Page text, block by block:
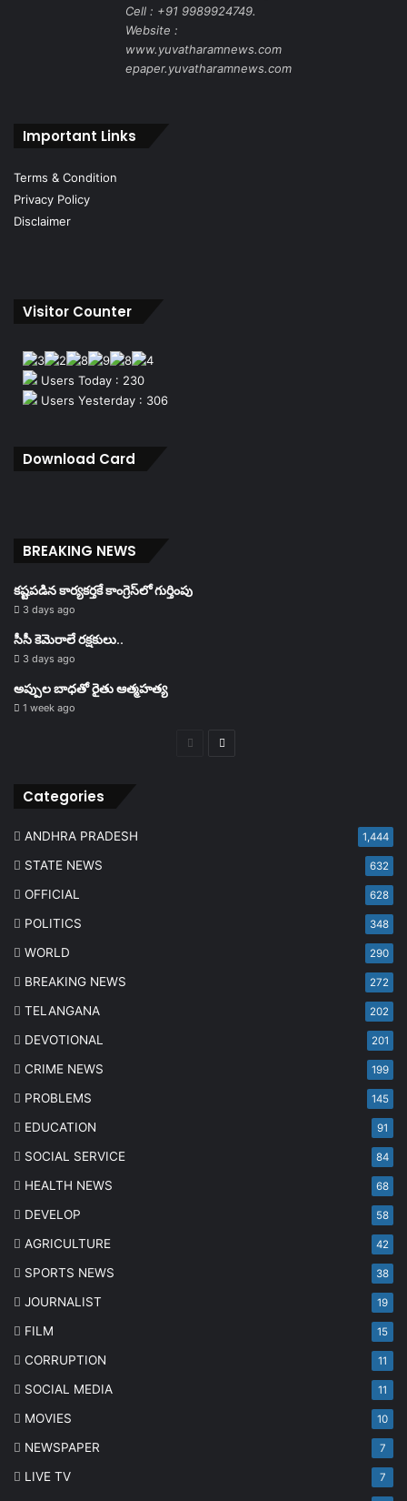
Cell : +91 9989924749.
Website :
www.yuvatharamnews.com
epaper.yuvatharamnews.com
Important Links
Terms & Condition
Privacy Policy
Disclaimer
Visitor Counter
Users Today : 230
Users Yesterday : 306
Download Card
BREAKING NEWS
కష్టపడిన కార్యకర్తకే కాంగ్రెస్‌లో గుర్తింపు
3 days ago
సీసీ కెమెరాలే రక్షకులు..
3 days ago
అప్పుల బాధతో రైతు ఆత్మహత్య
1 week ago
PreviousNext
Categories
ANDHRA PRADESH 1,444
STATE NEWS 632
OFFICIAL 628
POLITICS 348
WORLD 290
BREAKING NEWS 272
TELANGANA 202
DEVOTIONAL 201
CRIME NEWS 199
PROBLEMS 145
EDUCATION 91
SOCIAL SERVICE 84
HEALTH NEWS 68
DEVELOP 58
AGRICULTURE 42
SPORTS NEWS 38
JOURNALIST 19
FILM 15
CORRUPTION 11
SOCIAL MEDIA 11
MOVIES 10
NEWSPAPER 7
LIVE TV 7